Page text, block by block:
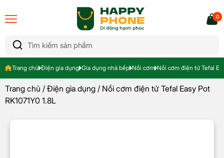
0
Trang chủ Điện gia dụng Gia dụng nhà bếp Nồi cơm Nồi cơm điện tử Tefal
Trang chủ / Điện gia dụng / Nồi cơm điện tử Tefal Easy Pot
RK1071Y0 1.8L